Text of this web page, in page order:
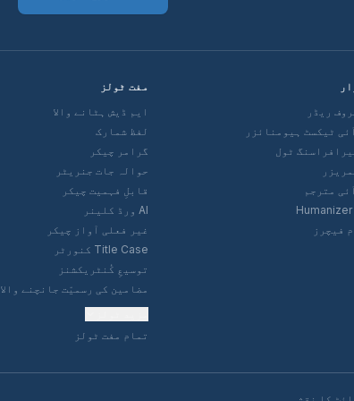
ٹیکسٹ ہیومنائزر
مترجم
Humanizer
فیچرز
مفت ٹولز
ایم ڈیش ہٹانے والا
لفظ شمارک
گرامر چیکر
حوالہ جات جنریٹر
قابلِ فہمیت چیکر
AI ورڈ کلینر
غیر فعلی آواز چیکر
Title Case کنورٹر
توسیعِ کُنٹریکشنز
مضامین کی رسمیّت جانچنے والا
تمام مفت ٹولز